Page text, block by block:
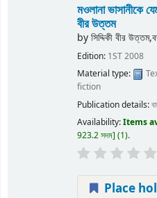
মওলানা ভাসানীকে
বীর উত্তম
byসিদ্দিকী বীর
Edition: 1ST 2008
Material type:
fiction
Publication details:
Availability:Items
923.2 সদম (1).
Place